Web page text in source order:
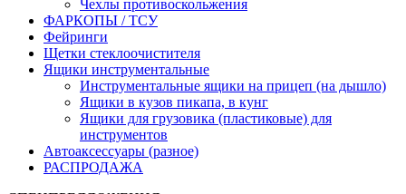
Чехлы противоскольжения
ФАРКОПЫ / ТСУ
Фейринги
Щетки стеклоочистителя
Ящики инструментальные
Инструментальные ящики на прицеп (на дышло)
Ящики в кузов пикапа, в кунг
Ящики для грузовика (пластиковые) для
инструментов
Автоаксессуары (разное)
РАСПРОДАЖА